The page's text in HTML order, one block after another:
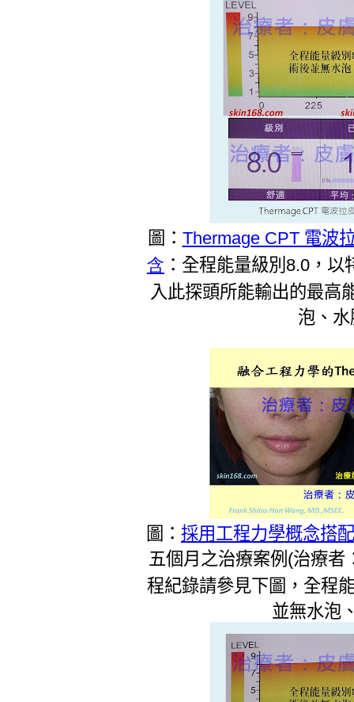
圖： Thermage CPT 電波
含 ：全程能量級別8.0，
入此探頭所能輸出的最高
泡、
圖： 採用工程力學概念搭
五個月之治療案例(治療
程紀錄請參見下圖，全程
並無水泡